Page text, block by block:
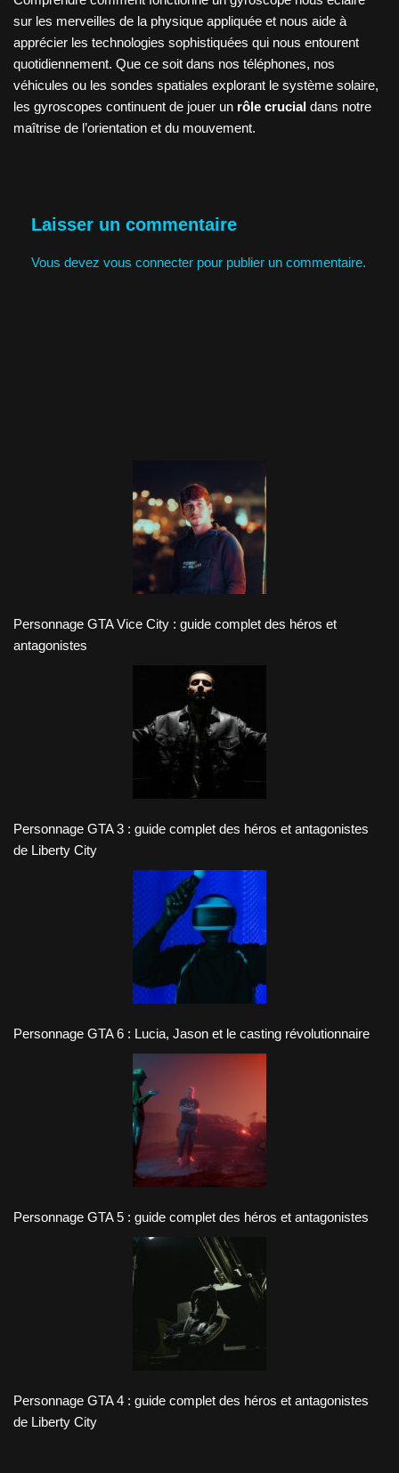
sur les merveilles de la physique appliquée et nous aide à
apprécier les technologies sophistiquées qui nous entourent
quotidiennement. Que ce soit dans nos téléphones, nos
véhicules ou les sondes spatiales explorant le système solaire,
les gyroscopes continuent de jouer un rôle crucial dans notre
maîtrise de l’orientation et du mouvement.
Laisser un commentaire
Vous devez vous connecter pour publier un commentaire.
Personnage GTA Vice City : guide complet des héros et
antagonistes
Personnage GTA 3 : guide complet des héros et antagonistes
de Liberty City
Personnage GTA 6 : Lucia, Jason et le casting révolutionnaire
Personnage GTA 5 : guide complet des héros et antagonistes
Personnage GTA 4 : guide complet des héros et antagonistes
de Liberty City